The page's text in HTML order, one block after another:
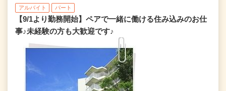
アルバイト パート
【9/1より勤務開始】ペアで一緒に働ける住み込みのお仕
事♪未経験の方も大歓迎です♪